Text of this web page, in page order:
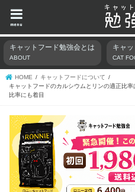
menu
キャットフード勉強会とは
ABOUT
キャ
CAT
HOME
キャットフードについて
キャットフードのカルシウムとリンの適正比
比率にも着目